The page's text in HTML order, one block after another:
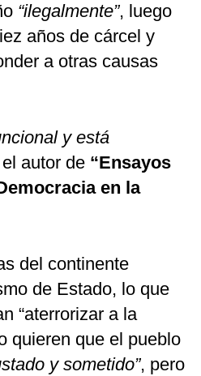
“ilegalmente”, luego
años de cárcel y
a otras causas
y está
autor de “Ensayos
en la
del continente
de Estado, lo que
“aterrorizar a la
quieren que el pueblo
y sometido”, pero